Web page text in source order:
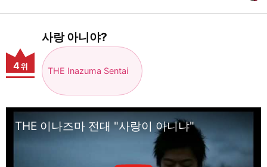
사랑 아니야?
THE Inazuma Sentai
4위
THE 이나즈마 전대 "사랑이 아니냐"